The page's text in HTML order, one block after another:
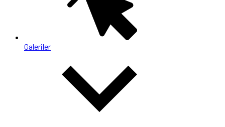
Galeriler